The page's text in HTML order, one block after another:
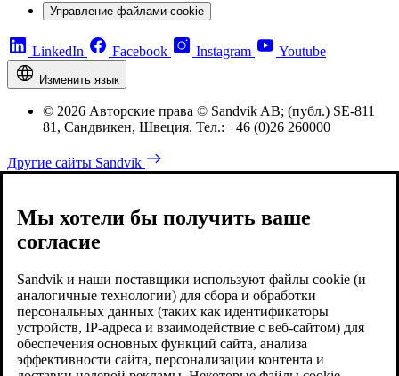
Управление файлами cookie
LinkedIn Facebook Instagram Youtube
Изменить язык
© 2026 Авторские права © Sandvik AB; (публ.) SE-811
81, Сандвикен, Швеция. Тел.: +46 (0)26 260000
Другие сайты Sandvik
Мы хотели бы получить ваше
согласие
Sandvik и наши поставщики используют файлы cookie (и
аналогичные технологии) для сбора и обработки
персональных данных (таких как идентификаторы
устройств, IP-адреса и взаимодействие с веб-сайтом) для
обеспечения основных функций сайта, анализа
эффективности сайта, персонализации контента и